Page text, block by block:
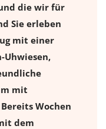
die wir für
Sie erleben
mit einer
Uhwiesen,
mit
Wochen
dem